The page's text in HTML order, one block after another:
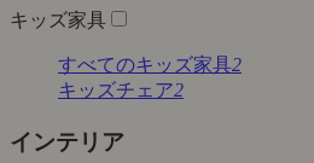
キッズ家具
すべてのキッズ家具2
キッズチェア2
インテリア